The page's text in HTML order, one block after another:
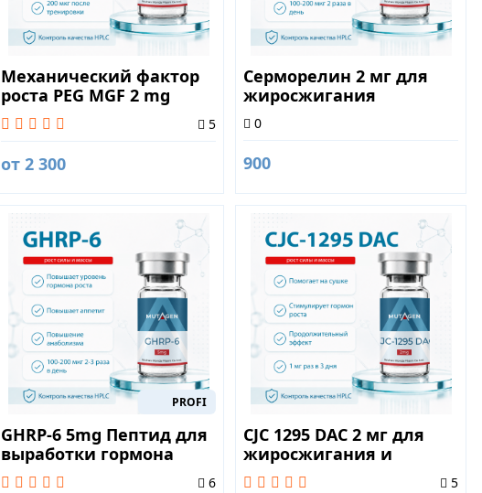
Механический фактор
роста PEG MGF 2 mg
5
от 2 300
Серморелин 2 мг для
жиросжигания
0
900
PROFI
GHRP-6 5mg Пептид для
выработки гормона
роста
6
CJC 1295 DAC 2 мг для
жиросжигания и
активности
5